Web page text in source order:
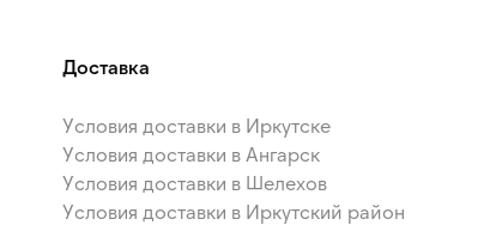
Доставка
Условия доставки в Иркутске
Условия доставки в Ангарск
Условия доставки в Шелехов
Условия доставки в Иркутский район